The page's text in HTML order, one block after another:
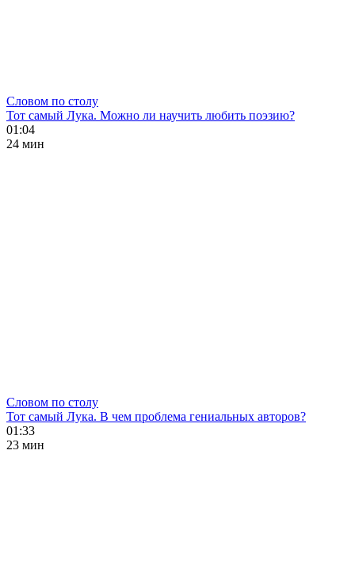
Словом по столу
Тот самый Лука. Можно ли научить любить поэзию?
01:04
24 мин
Словом по столу
Тот самый Лука. В чем проблема гениальных авторов?
01:33
23 мин